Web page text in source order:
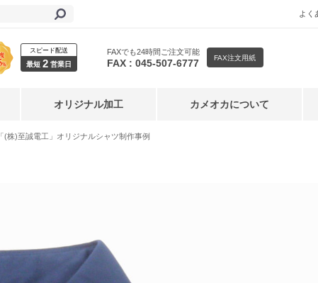
よく
スピード配送
最短 2 営業日
FAXでも24時間ご注文可能
FAX : 045-507-6777 FAX注文用紙
オリジナル加工 カメオカについて
「(株)至誠電工」オリジナルシャツ制作事例